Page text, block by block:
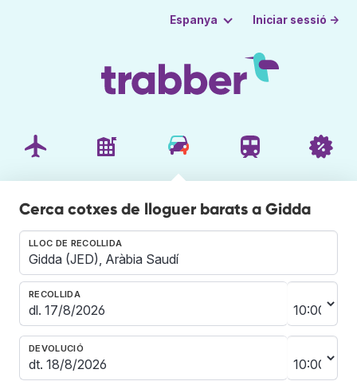
Espanya Iniciar sessió →
Cerca cotxes de lloguer barats a Gidda
LLOC DE RECOLLIDA
RECOLLIDA
DEVOLUCIÓ